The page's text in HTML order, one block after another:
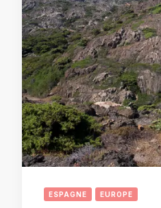
ESPAGNE EUROPE